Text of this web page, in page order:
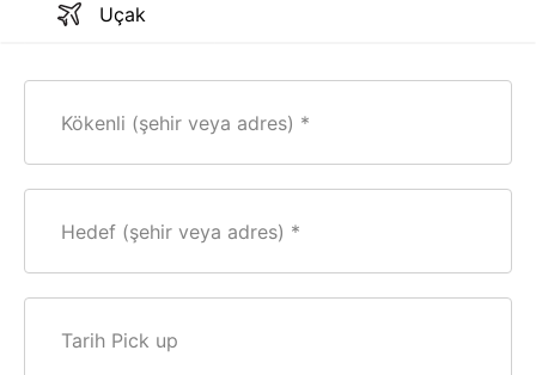
Uçak
Kökenli (şehir veya adres)
Hedef (şehir veya adres)
Tarih Pick up